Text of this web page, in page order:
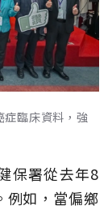
症臨床資料，強
保署從去年8
例如，當偏鄉